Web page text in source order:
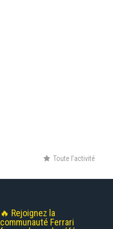
Toute l’activité
🔥 Rejoignez la
communauté Ferrari